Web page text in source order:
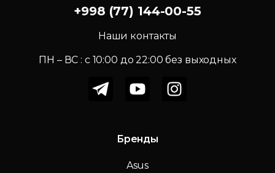
+998 (77) 144-00-55
Наши контакты
ПН – ВС : c 10:00 до 22:00 без выходных
Бренды
Asus